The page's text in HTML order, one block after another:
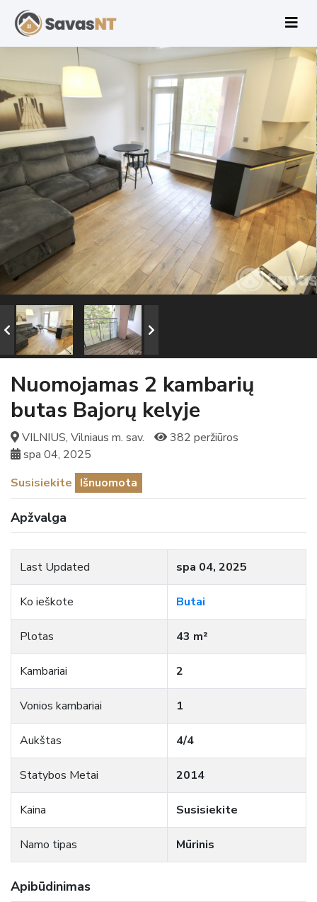
Nuomojamas 2 kambarių
butas Bajorų kelyje
VILNIUS, Vilniaus m. sav.
382 peržiūros
spa 04, 2025
Susisiekite Išnuomota
Apžvalga
Last Updated spa 04, 2025
Ko ieškote Butai
Plotas 43 m²
Kambariai 2
Vonios kambariai 1
Aukštas 4/4
Statybos Metai 2014
Kaina Susisiekite
Namo tipas Mūrinis
Apibūdinimas